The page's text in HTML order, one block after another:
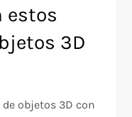
estos
3D
objetos 3D con